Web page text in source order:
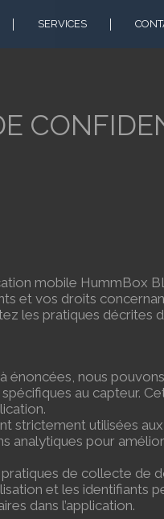
&
SERVICES
mobile HummBox
et vos droits
les pratiques décrites
énoncées, nous
au capteur.
strictement utilisées
analytiques pour
de collecte de
et les identifiants
dans l’application.